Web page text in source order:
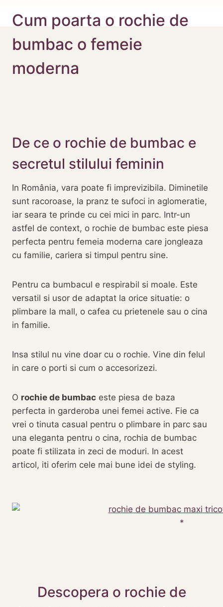
Cum poarta o rochie de
bumbac o femeie
moderna
De ce o rochie de bumbac e
secretul stilului feminin
In România, vara poate fi imprevizibila. Diminetile
sunt racoroase, la pranz te sufoci in aglomeratie,
iar seara te prinde cu cei mici in parc. Intr-un
astfel de context, o rochie de bumbac este piesa
perfecta pentru femeia moderna care jongleaza
cu familie, cariera si timpul pentru sine.
Pentru ca bumbacul e respirabil si moale. Este
versatil si usor de adaptat la orice situatie: o
plimbare la mall, o cafea cu prietenele sau o cina
in familie.
Insa stilul nu vine doar cu o rochie. Vine din felul
in care o porti si cum o accesorizezi.
O rochie de bumbac este piesa de baza
perfecta in garderoba unei femei active. Fie ca
vrei o tinuta casual pentru o plimbare in parc sau
una eleganta pentru o cina, rochia de bumbac
poate fi stilizata in zeci de moduri. In acest
articol, iti oferim cele mai bune idei de styling.
Descopera o rochie de